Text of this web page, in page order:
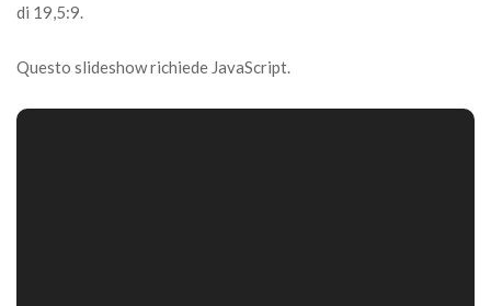
di 19,5:9.
Questo slideshow richiede JavaScript.